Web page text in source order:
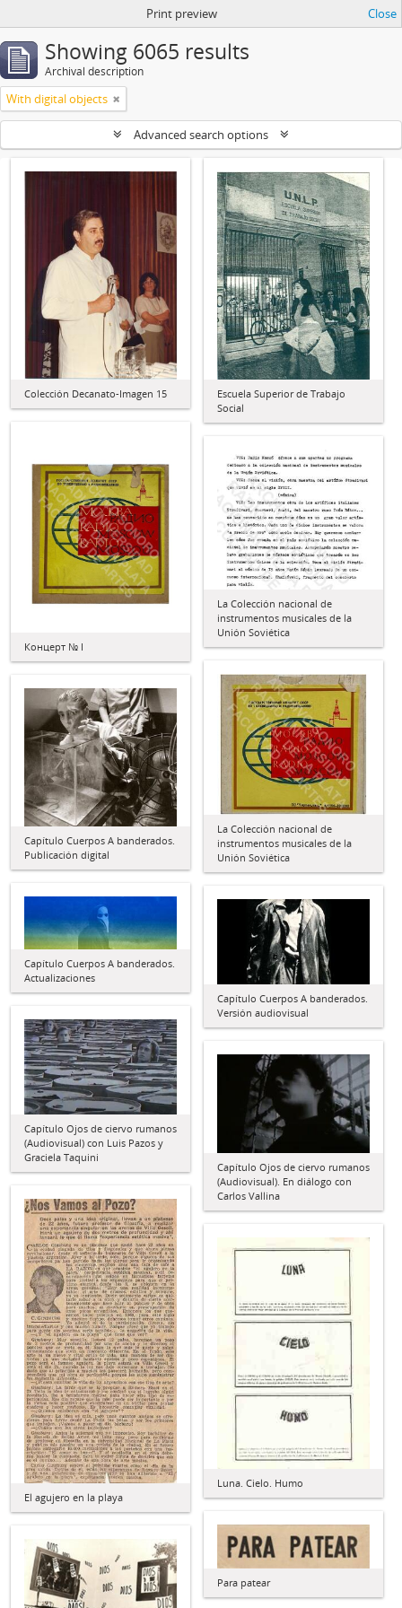
Print preview Close
Showing 6065 results
Archival description
With digital objects
Advanced search options
Colección Decanato-Imagen 15
Escuela Superior de Trabajo
Social
Концерт № I
La Colección nacional de
instrumentos musicales de la
Unión Soviética
La Colección nacional de
instrumentos musicales de la
Unión Soviética
Capítulo Cuerpos A banderados.
Publicación digital
Capítulo Cuerpos A banderados.
Actualizaciones
Capítulo Cuerpos A banderados.
Versión audiovisual
Capítulo Ojos de ciervo rumanos
(Audiovisual) con Luis Pazos y
Graciela Taquini
Capítulo Ojos de ciervo rumanos
(Audiovisual). En diálogo con
Carlos Vallina
El agujero en la playa
Luna. Cielo. Humo
Para patear